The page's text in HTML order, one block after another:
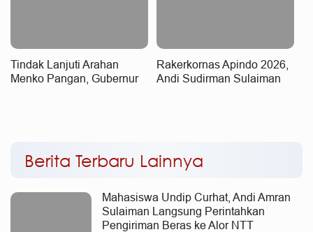
Tindak Lanjuti Arahan
Menko Pangan, Gubernur
Rakerkornas Apindo 2026,
Andi Sudirman Sulaiman
Berita Terbaru Lainnya
Mahasiswa Undip Curhat, Andi Amran
Sulaiman Langsung Perintahkan
Pengiriman Beras ke Alor NTT